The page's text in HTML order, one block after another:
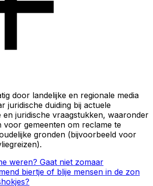
door landelijke en regionale media
juridische duiding bij actuele
en juridische vraagstukken, waaronder
voor gemeenten om reclame te
gronden (bijvoorbeeld voor
weren? Gaat niet zomaar
biertje of blije mensen in de zon